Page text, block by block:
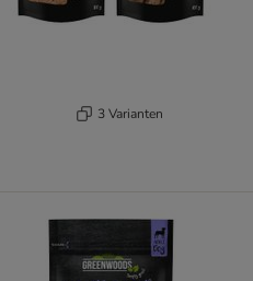
3 Varianten